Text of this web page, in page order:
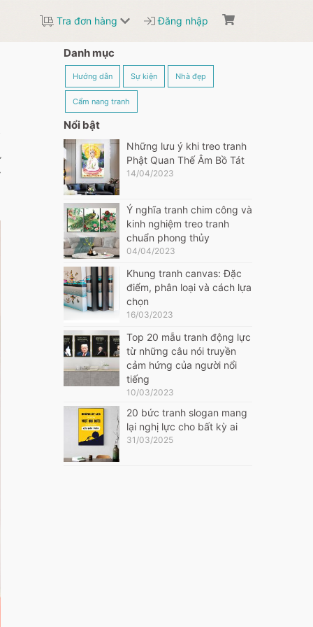
Tra đơn hàng Đăng nhập
Danh mục
Hướng dẫn Sự kiện Nhà đẹp
Cẩm nang tranh
Nổi bật
Những lưu ý khi treo tranh
Phật Quan Thế Âm Bồ Tát
14/04/2023
Ý nghĩa tranh chim công và
kinh nghiệm treo tranh
chuẩn phong thủy
04/04/2023
Khung tranh canvas: Đặc
điểm, phân loại và cách lựa
chọn
16/03/2023
Top 20 mẫu tranh động lực
từ những câu nói truyền
cảm hứng của người nổi
tiếng
10/03/2023
20 bức tranh slogan mang
lại nghị lực cho bất kỳ ai
31/03/2025